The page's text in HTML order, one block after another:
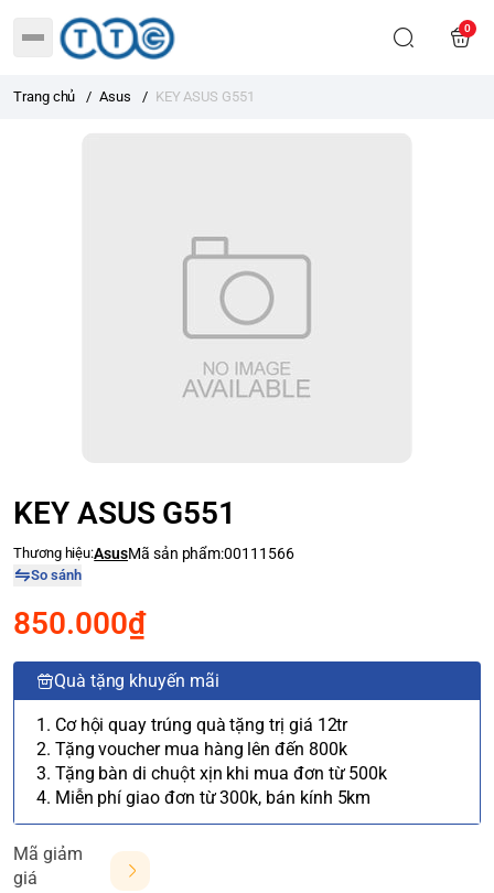
0
Trang chủ / Asus / KEY ASUS G551
KEY ASUS G551
Thương hiệu:AsusMã sản phẩm:00111566
So sánh
850.000₫
Quà tặng khuyến mãi
1. Cơ hội quay trúng quà tặng trị giá 12tr
2. Tặng voucher mua hàng lên đến 800k
3. Tặng bàn di chuột xịn khi mua đơn từ 500k
4. Miễn phí giao đơn từ 300k, bán kính 5km
Mã giảm
giá